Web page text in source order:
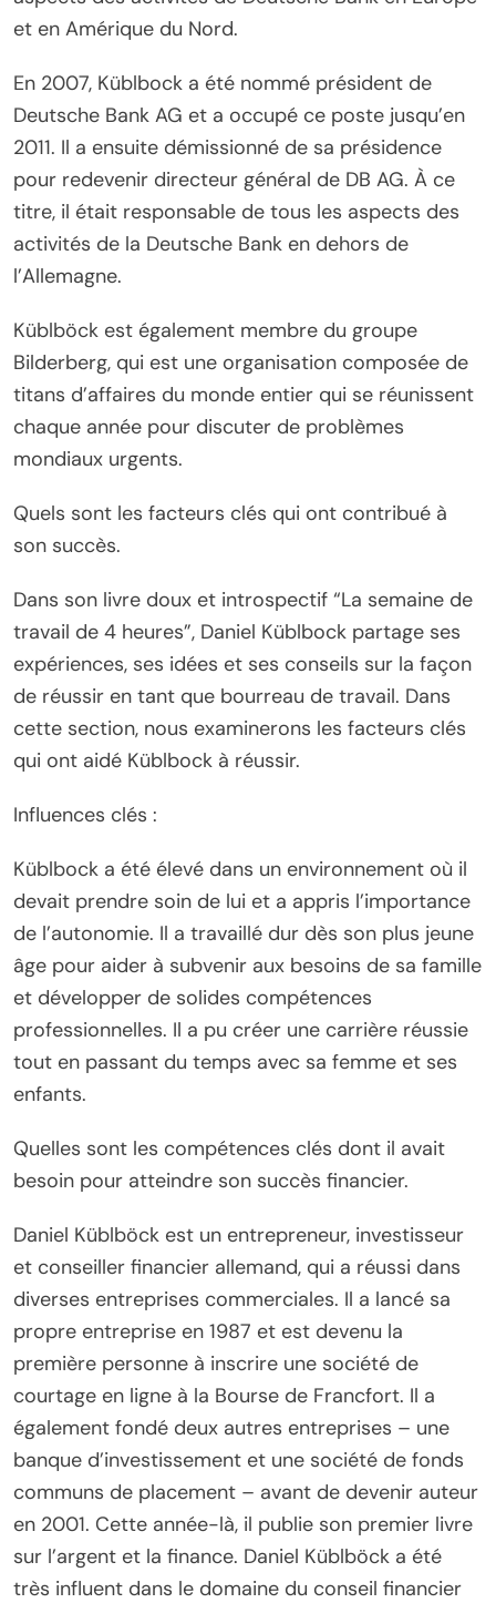
et en Amérique du Nord.
En 2007, Küblbock a été nommé président de
Deutsche Bank AG et a occupé ce poste jusqu’en
2011. Il a ensuite démissionné de sa présidence
pour redevenir directeur général de DB AG. À ce
titre, il était responsable de tous les aspects des
activités de la Deutsche Bank en dehors de
l’Allemagne.
Küblböck est également membre du groupe
Bilderberg, qui est une organisation composée de
titans d’affaires du monde entier qui se réunissent
chaque année pour discuter de problèmes
mondiaux urgents.
Quels sont les facteurs clés qui ont contribué à
son succès.
Dans son livre doux et introspectif “La semaine de
travail de 4 heures”, Daniel Küblbock partage ses
expériences, ses idées et ses conseils sur la façon
de réussir en tant que bourreau de travail. Dans
cette section, nous examinerons les facteurs clés
qui ont aidé Küblbock à réussir.
Influences clés :
Küblbock a été élevé dans un environnement où il
devait prendre soin de lui et a appris l’importance
de l’autonomie. Il a travaillé dur dès son plus jeune
âge pour aider à subvenir aux besoins de sa famille
et développer de solides compétences
professionnelles. Il a pu créer une carrière réussie
tout en passant du temps avec sa femme et ses
enfants.
Quelles sont les compétences clés dont il avait
besoin pour atteindre son succès financier.
Daniel Küblböck est un entrepreneur, investisseur
et conseiller financier allemand, qui a réussi dans
diverses entreprises commerciales. Il a lancé sa
propre entreprise en 1987 et est devenu la
première personne à inscrire une société de
courtage en ligne à la Bourse de Francfort. Il a
également fondé deux autres entreprises – une
banque d’investissement et une société de fonds
communs de placement – avant de devenir auteur
en 2001. Cette année-là, il publie son premier livre
sur l’argent et la finance. Daniel Küblböck a été
très influent dans le domaine du conseil financier